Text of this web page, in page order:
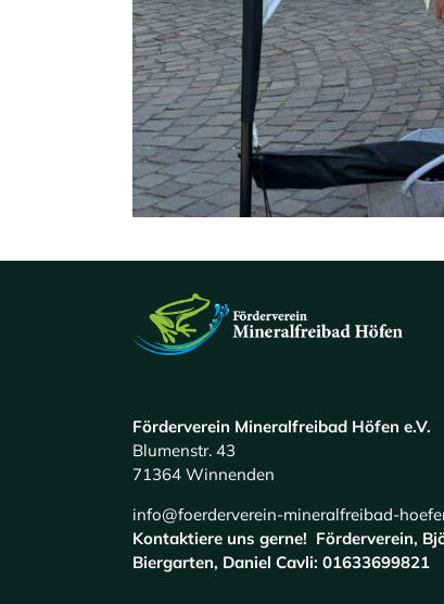
Förderverein Mineralfreibad Höfen e.V.
Blumenstr. 43
71364 Winnenden
info@foerderverein-mineralfreibad-
Kontaktiere uns gerne! Förderverein,
Biergarten, Daniel Cavli: 01633699821